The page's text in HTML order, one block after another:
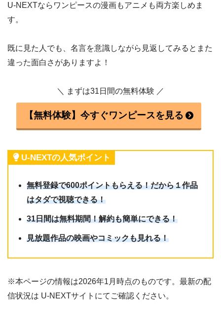
U-NEXTならワンピースの漫画もアニメも両方楽しめま
す。
既に見た人でも、名言を意識しながら見返してみるとまた
違った面白さがありますよ！
＼ まずは31日間の無料体験 ／
【無料体験】今すぐワンピースを見る
U-NEXTの人気ポイント
無料登録で600ポイントもらえる！だから１作品
はタダで視聴できる！
31日間は無料期間！解約も簡単にできる！
見放題作品の映画やコミックも見れる！
※本ページの情報は2026年1月時点のものです。最新の配
信状況は U-NEXTサイトにてご確認ください。